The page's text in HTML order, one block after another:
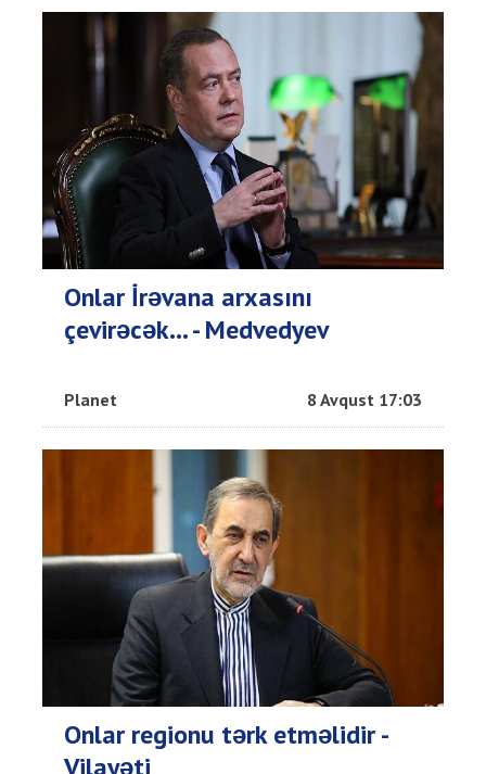
Onlar İrəvana arxasını
çevirəcək... - Medvedyev
Planet 8 Avqust 17:03
Onlar regionu tərk etməlidir -
Vilayəti